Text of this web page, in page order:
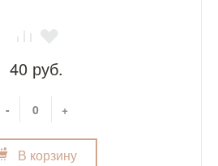
40 руб.
- +
В корзину